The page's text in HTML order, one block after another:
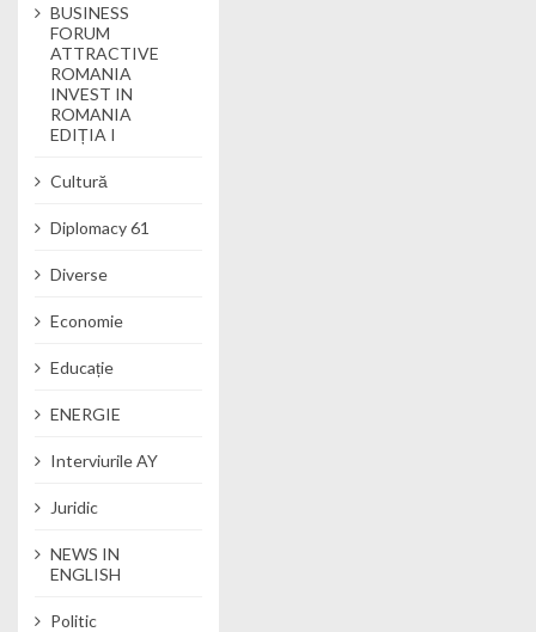
BUSINESS
FORUM
ATTRACTIVE
ROMANIA
INVEST IN
ROMANIA
EDIȚIA I
Cultură
Diplomacy 61
Diverse
Economie
Educație
ENERGIE
Interviurile AY
Juridic
NEWS IN
ENGLISH
Politic